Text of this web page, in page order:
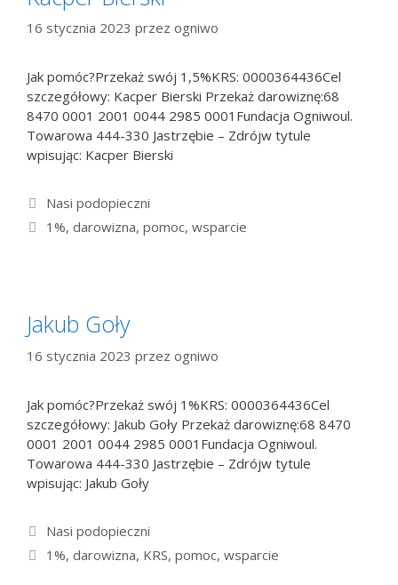
16 stycznia 2023 przez ogniwo
Jak pomóc?Przekaż swój 1,5%KRS: 0000364436Cel
szczegółowy: Kacper Bierski Przekaż darowiznę:68
8470 0001 2001 0044 2985 0001Fundacja Ogniwoul.
Towarowa 444-330 Jastrzębie – Zdrójw tytule
wpisując: Kacper Bierski
Kategorie
Nasi podopieczni
Tagi
1%, darowizna, pomoc, wsparcie
Jakub Goły
16 stycznia 2023 przez ogniwo
Jak pomóc?Przekaż swój 1%KRS: 0000364436Cel
szczegółowy: Jakub Goły Przekaż darowiznę:68 8470
0001 2001 0044 2985 0001Fundacja Ogniwoul.
Towarowa 444-330 Jastrzębie – Zdrójw tytule
wpisując: Jakub Goły
Kategorie
Nasi podopieczni
Tagi
1%, darowizna, KRS, pomoc, wsparcie